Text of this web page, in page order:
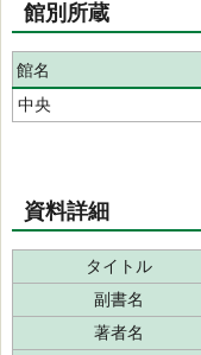
館別所蔵
館名
中央
資料詳細
タイトル
副書名
著者名